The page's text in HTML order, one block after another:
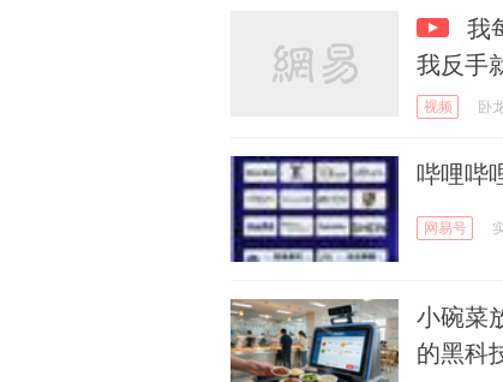
我
我反手
视频 卧
哔哩哔
网易号
小碗菜
的黑科